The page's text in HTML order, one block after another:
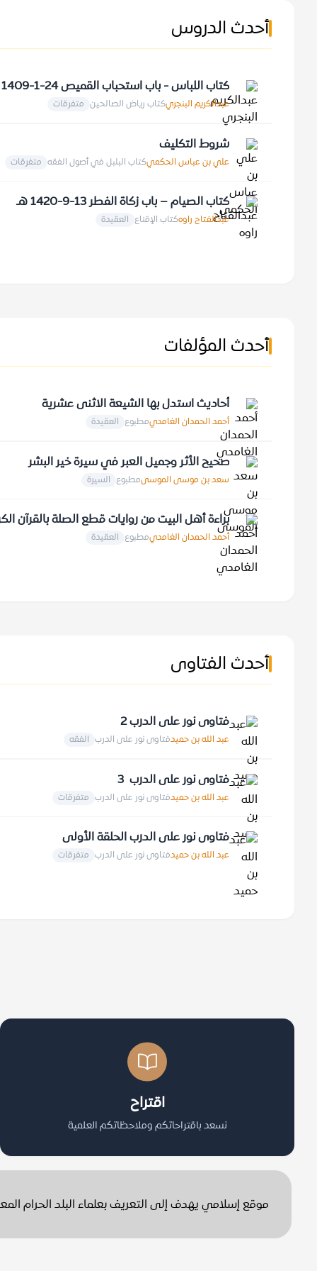
أحدث الدروس
كتاب اللباس - باب استحباب القميص 24-1-1409 هـ
عبدالكريم البنجريكتاب رياض الصالحين متفرقات
شروط التكليف
علي بن عباس الحكميكتاب البلبل في أصول الفقه متفرقات
كتاب الصيام – باب زكاة الفطر 13-9-1420 هـ
عبدالفتاح راوهكتاب الإقناع العقيدة
أحدث المؤلفات
أحاديث استدل بها الشيعة الاثنى عشرية
أحمد الحمدان الغامديمطبوع العقيدة
صحيح الأثر وجميل العبر في سيرة خير البشر
سعد بن موسى الموسىمطبوع السيرة
براءة أهل البيت من روايات قطع الصلة بالقرآن
أحمد الحمدان الغامديمطبوع العقيدة
أحدث الفتاوى
فتاوى نور على الدرب 2
عبد الله بن حميدفتاوى نور على الدرب الفقه
فتاوى نور على الدرب 3
عبد الله بن حميدفتاوى نور على الدرب متفرقات
فتاوى نور على الدرب الحلقة الأولى
عبد الله بن حميدفتاوى نور على الدرب متفرقات
اقتراح
نسعد باقتراحاتكم وملاحظاتكم العلمية
موقع إسلامي يهدف إلى التعريف بعلماء البلد الحرام